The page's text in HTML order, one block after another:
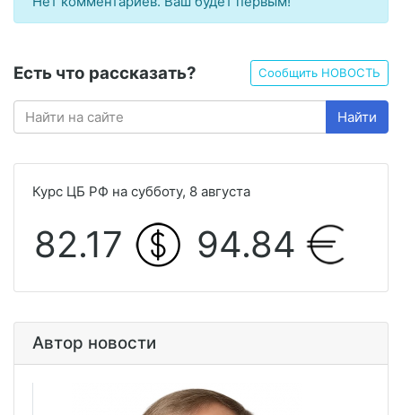
Есть что рассказать? Сообщить НОВОСТЬ
Найти
Курс ЦБ РФ на субботу, 8 августа
82.17 94.84
Автор новости